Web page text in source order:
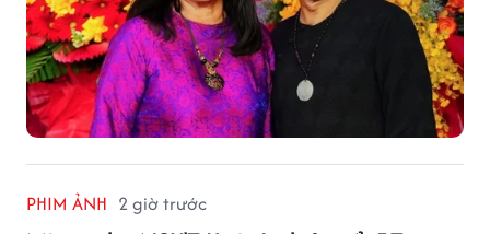
PHIM ẢNH 2 giờ trước